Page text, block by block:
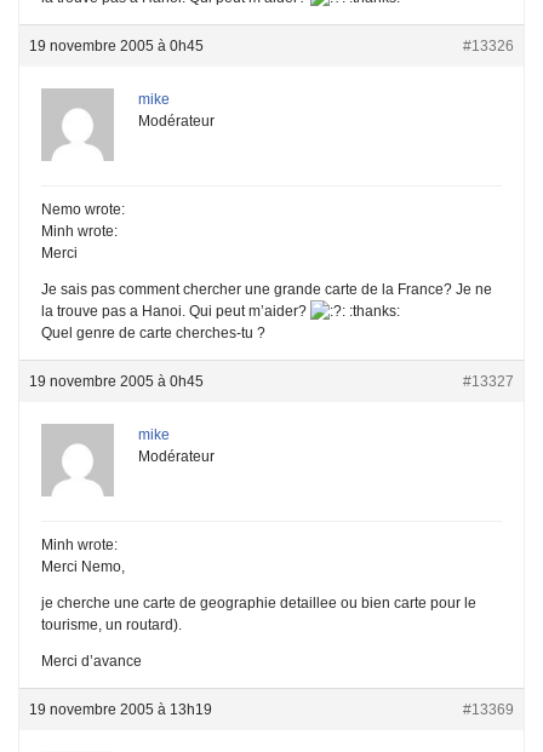
19 novembre 2005 à 0h45 #13326
mike
Modérateur
Nemo wrote:
Minh wrote:
Merci
Je sais pas comment chercher une grande carte de la France? Je ne
la trouve pas a Hanoi. Qui peut m’aider?
: :thanks:
Quel genre de carte cherches-tu ?
19 novembre 2005 à 0h45 #13327
mike
Modérateur
Minh wrote:
Merci Nemo,
je cherche une carte de geographie detaillee ou bien carte pour le
tourisme, un routard).
Merci d’avance
19 novembre 2005 à 13h19 #13369